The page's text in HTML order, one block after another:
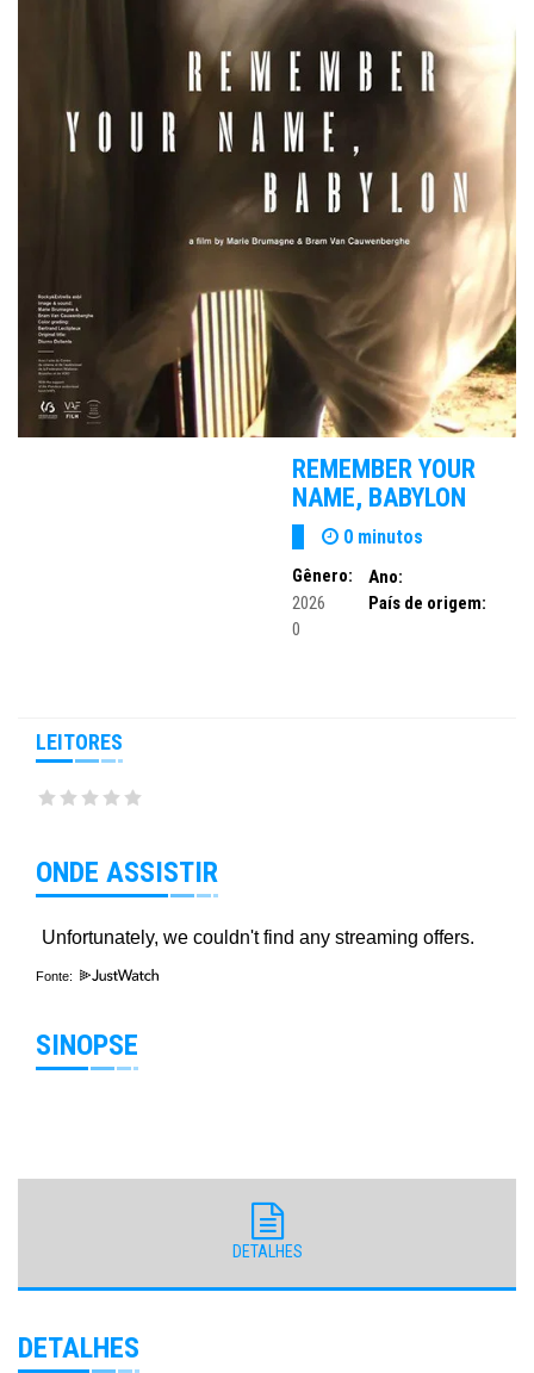
REMEMBER YOUR
NAME, BABYLON
0 minutos
Gênero:
Ano:
2026
País de origem:
0
LEITORES
ONDE ASSISTIR
Fonte:
SINOPSE
DETALHES
DETALHES